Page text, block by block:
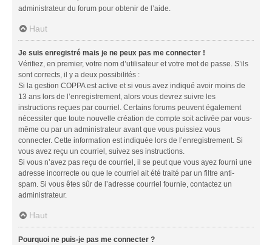
administrateur du forum pour obtenir de l’aide.
Haut
Je suis enregistré mais je ne peux pas me connecter !
Vérifiez, en premier, votre nom d’utilisateur et votre mot de passe. S’ils
sont corrects, il y a deux possibilités :
Si la gestion COPPA est active et si vous avez indiqué avoir moins de
13 ans lors de l’enregistrement, alors vous devrez suivre les
instructions reçues par courriel. Certains forums peuvent également
nécessiter que toute nouvelle création de compte soit activée par vous-
même ou par un administrateur avant que vous puissiez vous
connecter. Cette information est indiquée lors de l’enregistrement. Si
vous avez reçu un courriel, suivez ses instructions.
Si vous n’avez pas reçu de courriel, il se peut que vous ayez fourni une
adresse incorrecte ou que le courriel ait été traité par un filtre anti-
spam. Si vous êtes sûr de l’adresse courriel fournie, contactez un
administrateur.
Haut
Pourquoi ne puis-je pas me connecter ?